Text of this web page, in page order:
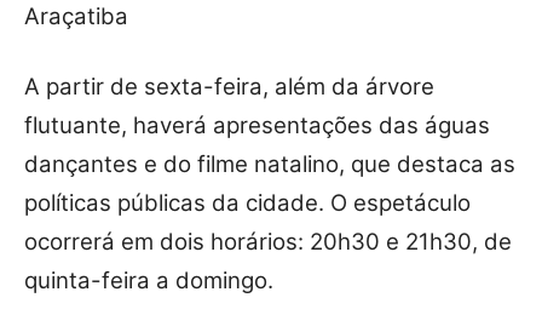
Araçatiba
A partir de sexta-feira, além da árvore
flutuante, haverá apresentações das águas
dançantes e do filme natalino, que destaca as
políticas públicas da cidade. O espetáculo
ocorrerá em dois horários: 20h30 e 21h30, de
quinta-feira a domingo.